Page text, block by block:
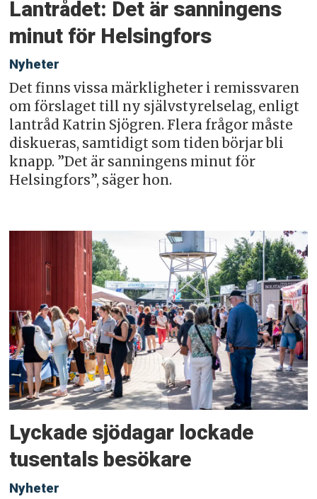
Lantrådet: Det är sanningens
minut för Helsingfors
Nyheter
Det finns vissa märkligheter i remissvaren
om förslaget till ny självstyrelselag, enligt
lantråd Katrin Sjögren. Flera frågor måste
diskueras, samtidigt som tiden börjar bli
knapp. ”Det är sanningens minut för
Helsingfors”, säger hon.
Lyckade sjödagar lockade
tusentals besökare
Nyheter